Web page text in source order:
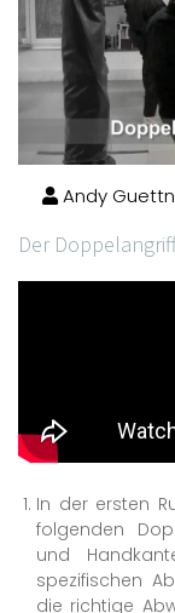
Andy
Der
In der ersten
folgenden
und
spezifischen
die richtige